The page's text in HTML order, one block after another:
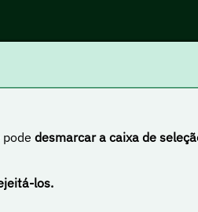
desmarcar a caixa de
los.